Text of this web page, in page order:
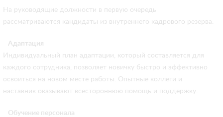
На руководящие должности в первую очередь
рассматриваются кандидаты из внутреннего кадрового резерва.
Адаптация
Индивидуальный план адаптации, который составляется для
каждого сотрудника, позволяет новичку быстро и эффективно
освоиться на новом месте работы. Опытные коллеги и
наставник оказывают всестороннюю помощь и поддержку.
Обучение персонала